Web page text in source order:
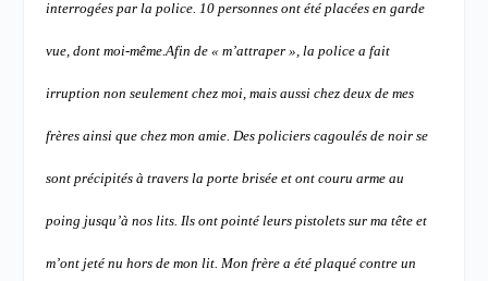
interrogées par la police. 10 personnes ont été placées en garde
vue, dont moi-même.Afin de « m’attraper », la police a fait
irruption non seulement chez moi, mais aussi chez deux de mes
frères ainsi que chez mon amie. Des policiers cagoulés de noir se
sont précipités à travers la porte brisée et ont couru arme au
poing jusqu’à nos lits. Ils ont pointé leurs pistolets sur ma tête et
m’ont jeté nu hors de mon lit. Mon frère a été plaqué contre un